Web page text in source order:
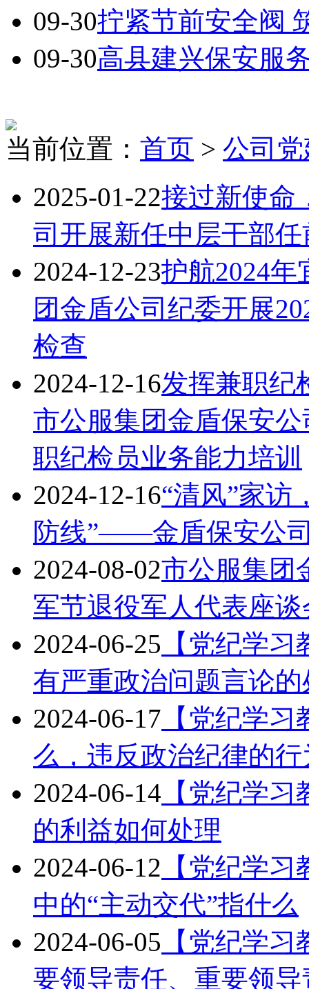
09-30拧紧节前安全阀
09-30高县建兴保安服
当前位置： 首页 > 公司
2025-01-22接过新使
司开展新任中层干部
2024-12-23护航2024
团金盾公司纪委开展
检查
2024-12-16发挥兼职
市公服集团金盾保安
职纪检员业务能力培训
2024-12-16“清风”家访
防线”——金盾保安公
2024-08-02市公服集团
军节退役军人代表座谈
2024-06-25 【党纪学
有严重政治问题言论
2024-06-17 【党纪学
么，违反政治纪律的
2024-06-14 【党纪学
的利益如何处理
2024-06-12 【党纪学
中的“主动交代”指什么
2024-06-05 【党纪学
要领导责任、重要领